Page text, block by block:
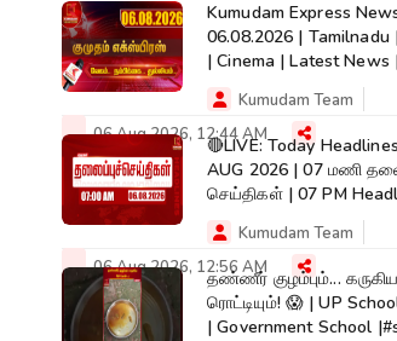
Kumudam Express
06.08.2026 |
| Cinema | Latest News
Kumudam News
Kumudam Team
06 Aug 2026, 12:44 AM
🔴LIVE: Today
AUG 2026 | 07 மணி
செய்திகள் | 07 PM
Kumudam News
Kumudam Team
06 Aug 2026, 12:56 AMதண்ணீர் குழம்பும்... கருகிய
ரொட்டியும்! 😱 | UP
| Government School